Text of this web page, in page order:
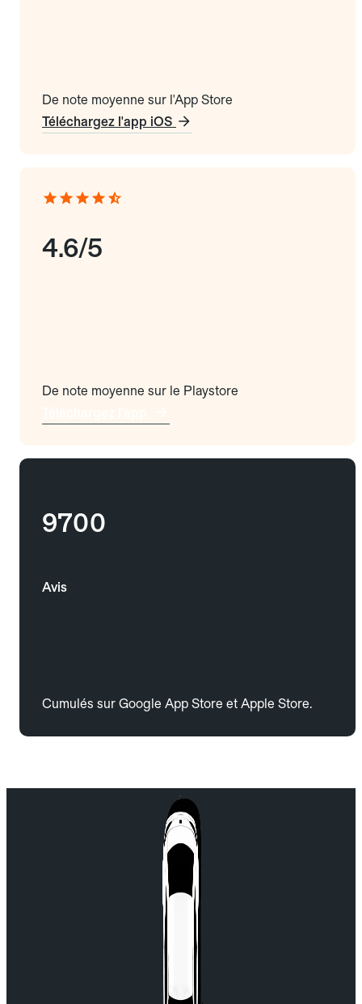
De note moyenne sur l'App Store
Téléchargez l'app iOS
4.6/5
De note moyenne sur le Playstore
9700
Avis
Cumulés sur Google App Store et Apple Store.